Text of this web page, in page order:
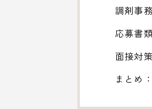
調剤事
応募書
面接対
まとめ